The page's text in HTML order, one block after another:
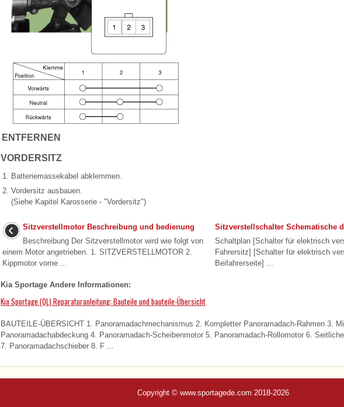
ENTFERNEN
VORDERSITZ
1. Batteriemassekabel abklemmen.
2. Vordersitz ausbauen.
(Siehe Kapitel Karosserie - "Vordersitz")
Sitzverstellmotor Beschreibung und bedienung
Beschreibung Der Sitzverstellmotor wird wie folgt von
einem Motor angetrieben. 1. SITZVERSTELLMOTOR 2.
Kippmotor vorne ...
Sitzverstellschalter Schematische
Schaltplan [Schalter für elektrisch
Fahrersitz] [Schalter für elektrisch
Beifahrerseite] ...
Kia Sportage Andere Informationen:
Kia Sportage (QL) Reparaturanleitung: Bauteile und bauteile-Übersicht
BAUTEILE-ÜBERSICHT 1. Panoramadachmechanismus 2. Kompletter Panoramadach-Rahmen 3.
Panoramadachabdeckung 4. Panoramadach-Scheibenmotor 5. Panoramadach-Rollomotor 6.
7. Panoramadachschieber 8. F ...
Copyright © www.sportagede.com 2018-2026